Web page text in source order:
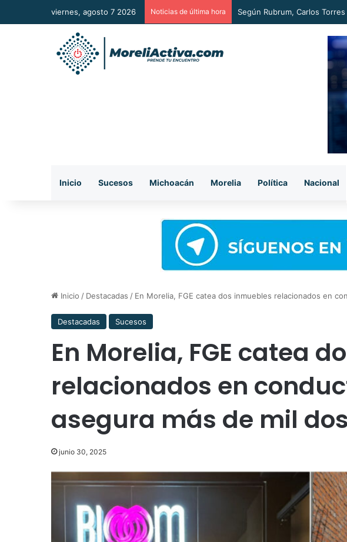
viernes, agosto 7 2026 Noticias de última hora Según Rubrum, Carlos
Inicio Sucesos Michoacán Morelia Política Nacional
Inicio / Destacadas / En Morelia, FGE catea dos inmuebles relacionados en
Destacadas Sucesos
En Morelia, FGE catea
relacionados en
asegura más de mil
junio 30, 2025